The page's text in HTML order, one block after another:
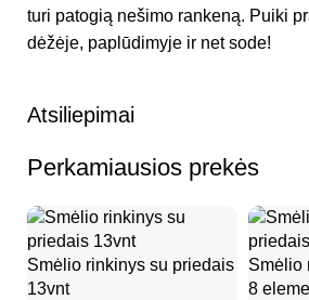
turi patogią nešimo rankeną. Puiki
dėžėje, paplūdimyje ir net sode!
Atsiliepimai
Perkamiausios prekės
Smėlio rinkinys su priedais
13vnt
Smėlio
8